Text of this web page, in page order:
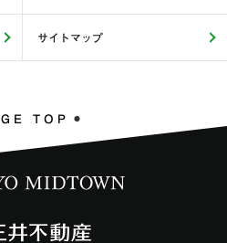
サイトマップ
TOP